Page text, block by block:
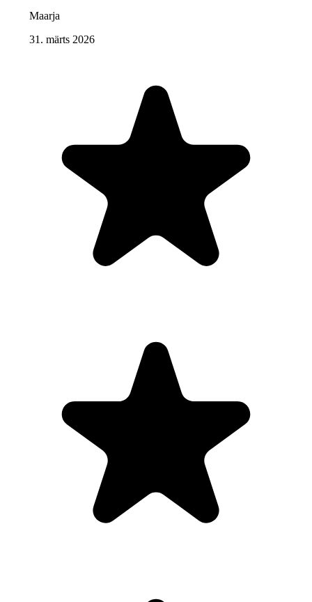
Maarja
31. märts 2026